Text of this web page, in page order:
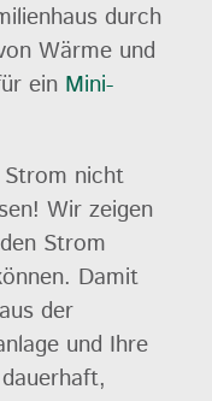
durch
Wärme und
ein Mini-
Strom nicht
Wir zeigen
Strom
Damit
der
und Ihre